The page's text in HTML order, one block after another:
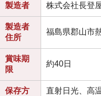
製造者 株式会社長登
製造者
住所
福島県郡山市
賞味期
限
約40日
保存方
直射日光、高